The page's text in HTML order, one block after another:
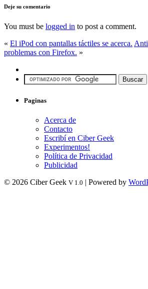
Deje su comentario
You must be logged in to post a comment.
« El iPod con pantallas táctiles se acerca.
problemas con Firefox. »
Paginas
Acerca de
Contacto
Escribí en Ciber Geek
Experimentos!
Política de Privacidad
Publicidad
© 2026 Ciber Geek V 1.0 | Powered by